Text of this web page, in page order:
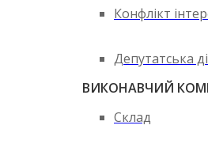
Конфлікт
Депутатська
ВИКОНАВЧИЙ
Склад